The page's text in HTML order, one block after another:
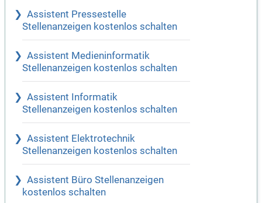
Assistent Pressestelle
Stellenanzeigen kostenlos schalten
Assistent Medieninformatik
Stellenanzeigen kostenlos schalten
Assistent Informatik
Stellenanzeigen kostenlos schalten
Assistent Elektrotechnik
Stellenanzeigen kostenlos schalten
Assistent Büro Stellenanzeigen
kostenlos schalten